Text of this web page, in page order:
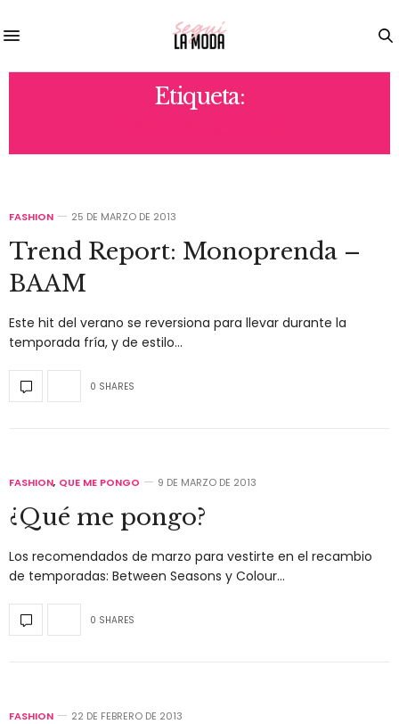
Etiqueta:
FASHION 25 DE MARZO DE 2013
Trend Report: Monoprenda –
BAAM
Este hit del verano se reversiona para llevar durante la
temporada fría, y de estilo…
0 SHARES
FASHION, QUE ME PONGO 9 DE MARZO DE 2013
¿Qué me pongo?
Los recomendados de marzo para vestirte en el recambio
de temporadas: Between Seasons y Colour…
0 SHARES
FASHION 22 DE FEBRERO DE 2013